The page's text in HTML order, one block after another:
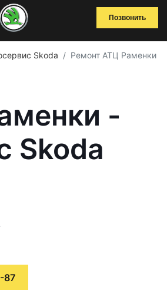
Позвонить
Skoda Ремонт АТЦ Раменки
-
Skoda
87